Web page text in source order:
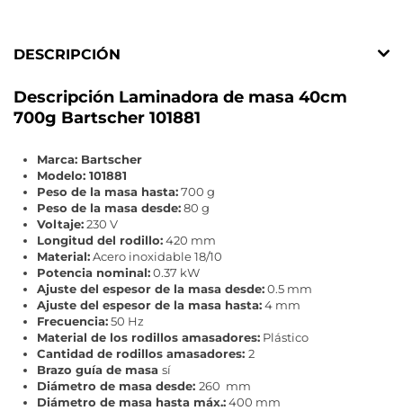
DESCRIPCIÓN
Descripción Laminadora de masa 40cm
700g Bartscher 101881
Marca: Bartscher
Modelo: 101881
Peso de la masa hasta:700 g
Peso de la masa desde:80 g
Voltaje:230 V
Longitud del rodillo:420 mm
Material:Acero inoxidable 18/10
Potencia nominal:0.37 kW
Ajuste del espesor de la masa desde:0.5 mm
Ajuste del espesor de la masa hasta:4 mm
Frecuencia:50 Hz
Material de los rodillos amasadores: Plástico
Cantidad de rodillos amasadores: 2
Brazo guía de masa sí
Diámetro de masa desde: 260 mm
Diámetro de masa hasta máx.:400 mm